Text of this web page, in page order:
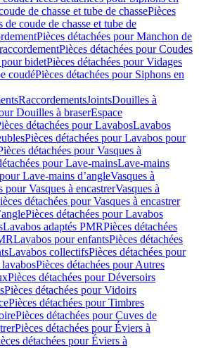
de chasse et tube de chassePièces
coude de chasse et tube de
Pièces détachées pour Manchon de
Pièces détachées pour Coudes
bidetPièces détachées pour Vidages
coudéPièces détachées pour Siphons en
RaccordementsJointsDouilles à
Douilles à braserEspace
détachées pour LavabosLavabos
Pièces détachées pour Lavabos pour
détachées pour Vasques à
pour Lave-mainsLave-mains
Lave-mains d’angleVasques à
pour Vasques à encastrerVasques à
détachées pour Vasques à encastrer
Pièces détachées pour Lavabos
Lavabos adaptés PMRPièces détachées
Lavabos pour enfantsPièces détachées
Lavabos collectifsPièces détachées pour
Pièces détachées pour Autres
Pièces détachées pour Déversoirs
Pièces détachées pour Vidoirs
Pièces détachées pour Timbres
Pièces détachées pour Cuves de
Pièces détachées pour Éviers à
détachées pour Éviers à